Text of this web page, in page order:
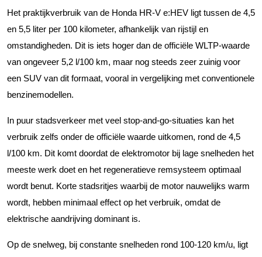
Het praktijkverbruik van de Honda HR-V e:HEV ligt tussen de 4,5
en 5,5 liter per 100 kilometer, afhankelijk van rijstijl en
omstandigheden. Dit is iets hoger dan de officiële WLTP-waarde
van ongeveer 5,2 l/100 km, maar nog steeds zeer zuinig voor
een SUV van dit formaat, vooral in vergelijking met conventionele
benzinemodellen.
In puur stadsverkeer met veel stop-and-go-situaties kan het
verbruik zelfs onder de officiële waarde uitkomen, rond de 4,5
l/100 km. Dit komt doordat de elektromotor bij lage snelheden het
meeste werk doet en het regeneratieve remsysteem optimaal
wordt benut. Korte stadsritjes waarbij de motor nauwelijks warm
wordt, hebben minimaal effect op het verbruik, omdat de
elektrische aandrijving dominant is.
Op de snelweg, bij constante snelheden rond 100-120 km/u, ligt